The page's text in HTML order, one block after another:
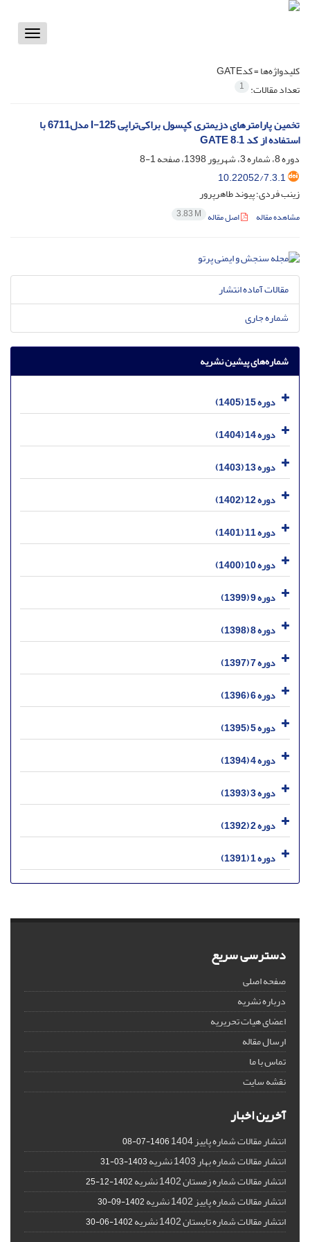
Toggle
کلیدواژه‌ها =کدGATE
تعداد مقالات: 1
تخمین پارامترهای دزیمتری کپسول براکی‌تراپی I-125 مدل6711 با
استفاده از کد GATE 8.1
دوره 8، شماره 3، شهریور 1398، صفحه
1-8
10.22052/7.3.1
زینب فردی؛ پیوند طاهرپرور
مشاهده مقاله اصل مقاله 3.83 M
مقالات آماده انتشار
شماره جاری
شماره‌های پیشین نشریه
دوره 15 (1405)
دوره 14 (1404)
دوره 13 (1403)
دوره 12 (1402)
دوره 11 (1401)
دوره 10 (1400)
دوره 9 (1399)
دوره 8 (1398)
دوره 7 (1397)
دوره 6 (1396)
دوره 5 (1395)
دوره 4 (1394)
دوره 3 (1393)
دوره 2 (1392)
دوره 1 (1391)
دسترسی سریع
صفحه اصلی
درباره نشریه
اعضای هیات تحریریه
ارسال مقاله
تماس با ما
نقشه سایت
آخرین اخبار
انتشار مقالات شماره پاییز 1404 1406-07-08
انتشار مقالات شماره بهار 1403 نشریه 1403-03-31
انتشار مقالات شماره زمستان 1402 نشریه 1402-12-25
انتشار مقالات شماره پاییز 1402 نشریه 1402-09-30
انتشار مقالات شماره تابستان 1402 نشریه 1402-06-30